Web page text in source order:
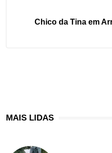
Chico da Tina em
MAIS LIDAS